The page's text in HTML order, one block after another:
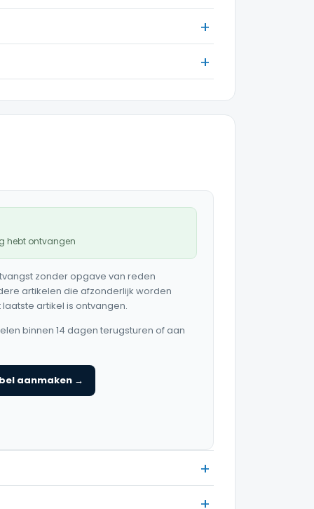
hebt ontvangen
zonder opgave van reden
artikelen die afzonderlijk worden
artikel is ontvangen.
binnen 14 dagen terugsturen of aan
aanmaken →